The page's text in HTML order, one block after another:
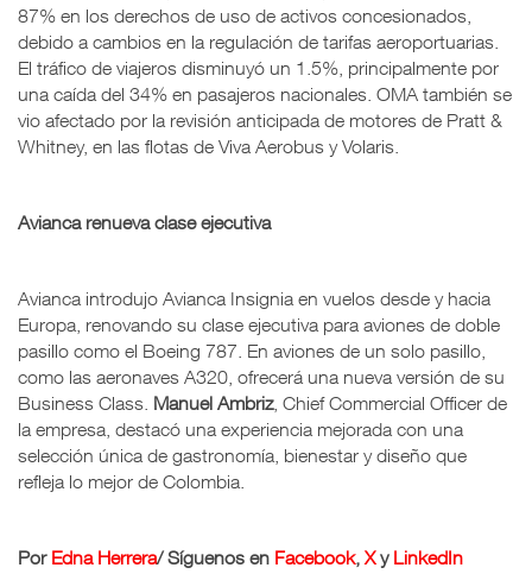
87% en los derechos de uso de activos concesionados,
debido a cambios en la regulación de tarifas aeroportuarias.
El tráfico de viajeros disminuyó un 1.5%, principalmente por
una caída del 34% en pasajeros nacionales. OMA también se
vio afectado por la revisión anticipada de motores de Pratt &
Whitney, en las flotas de Viva Aerobus y Volaris.
Avianca renueva clase ejecutiva
Avianca introdujo Avianca Insignia en vuelos desde y hacia
Europa, renovando su clase ejecutiva para aviones de doble
pasillo como el Boeing 787. En aviones de un solo pasillo,
como las aeronaves A320, ofrecerá una nueva versión de su
Business Class. Manuel Ambriz, Chief Commercial Officer de
la empresa, destacó una experiencia mejorada con una
selección única de gastronomía, bienestar y diseño que
refleja lo mejor de Colombia.
Por Edna Herrera/ Síguenos en Facebook, Xy LinkedIn